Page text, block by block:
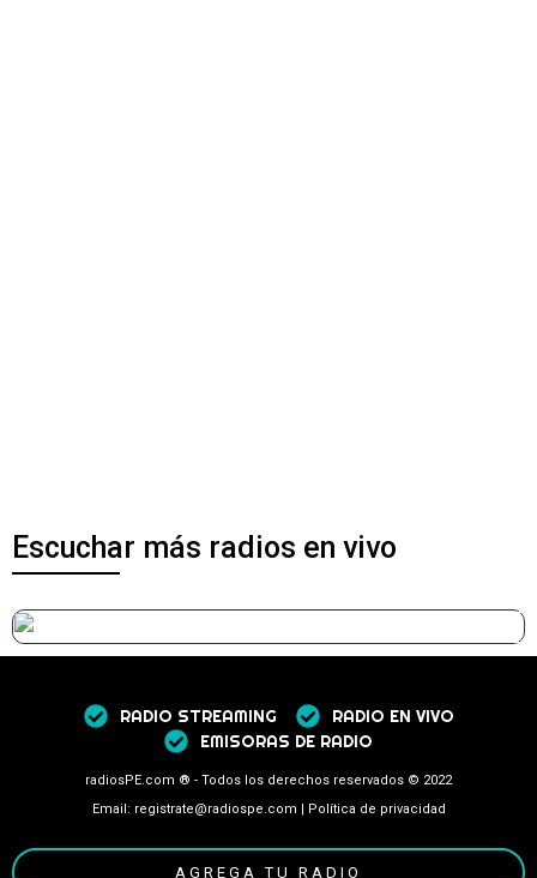
Escuchar más radios en vivo
RADIO STREAMING
RADIO EN VIVO
EMISORAS DE RADIO
radiosPE.com ® - Todos los derechos reservados © 2022
Email: registrate@radiospe.com | Política de privacidad
AGREGA TU RADIO